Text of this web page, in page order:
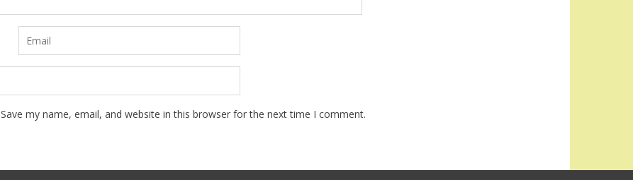
Save my name, email, and website in this browser for the next time I comment.